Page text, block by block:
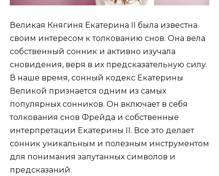
Великая Княгиня Екатерина II была известна
своим интересом к толкованию снов. Она вела
собственный сонник и активно изучала
сновидения, веря в их предсказательную силу.
В наше время, сонный кодекс Екатерины
Великой признается одним из самых
популярных сонников. Он включает в себя
толкования снов Фрейда и собственные
интерпретации Екатерины II. Все это делает
сонник уникальным и полезным инструментом
для понимания запутанных символов и
предсказаний.